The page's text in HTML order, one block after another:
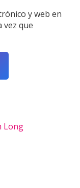
y web en
vez que
Long